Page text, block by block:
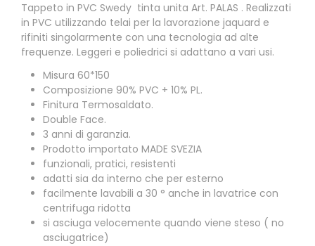
Tappeto in PVC Swedy tinta unita Art. PALAS . Realizzati
in PVC utilizzando telai per la lavorazione jaquard e
rifiniti singolarmente con una tecnologia ad alte
frequenze. Leggeri e poliedrici si adattano a vari usi.
Misura 60*150
Composizione 90% PVC + 10% PL.
Finitura Termosaldato.
Double Face.
3 anni di garanzia.
Prodotto importato MADE SVEZIA
funzionali, pratici, resistenti
adatti sia da interno che per esterno
facilmente lavabili a 30 ° anche in lavatrice con
centrifuga ridotta
si asciuga velocemente quando viene steso ( no
asciugatrice)